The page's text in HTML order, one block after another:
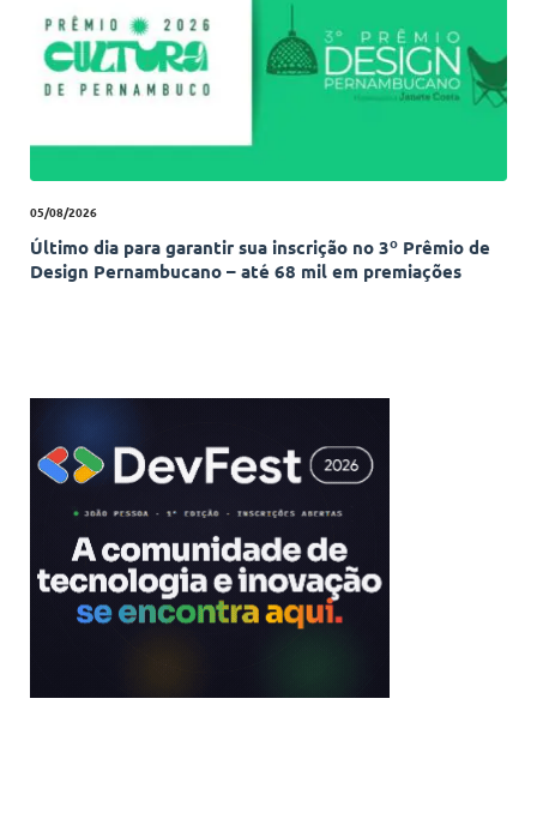
05/08/2026
Último dia para garantir sua inscrição no 3º Prêmio de
Design Pernambucano – até 68 mil em premiações